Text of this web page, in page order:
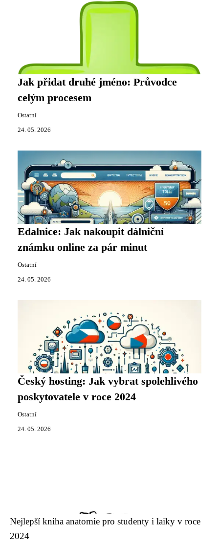
Jak přidat druhé jméno: Průvodce
celým procesem
Ostatní
24. 05. 2026
Edalnice: Jak nakoupit dálniční
známku online za pár minut
Ostatní
24. 05. 2026
Český hosting: Jak vybrat spolehlivého
poskytovatele v roce 2024
Ostatní
24. 05. 2026
Nejlepší kniha anatomie pro studenty i laiky v roce
2024